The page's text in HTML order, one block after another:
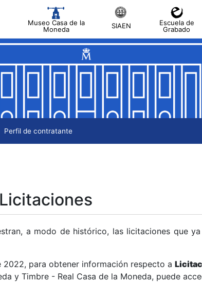
Museo Casa de la
Moneda
SIAEN
Escuela de
Grabado
Perfil de contratante
a modo de histórico, las licitaciones que
para obtener información respecto a
y Timbre - Real Casa de la Moneda, puede